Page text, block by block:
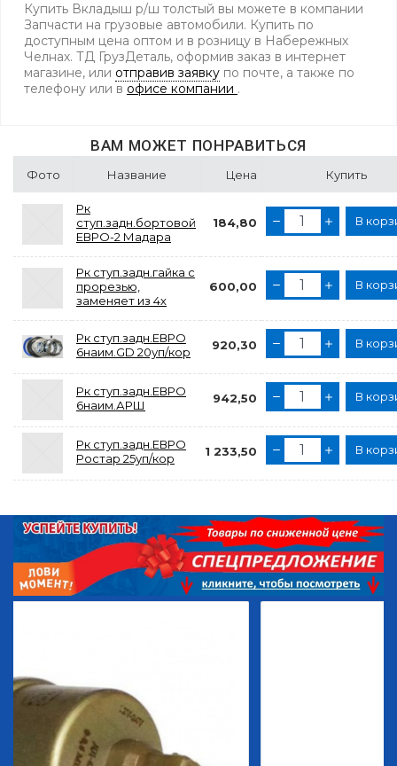
Купить Вкладыш р/ш толстый вы можете в компании
Запчасти на грузовые автомобили. Купить по
доступным цена оптом и в розницу в Набережных
Челнах. ТД ГрузДеталь, оформив заказ в интернет
магазине, или отправив заявку по почте, а также по
телефону или в офисе компании .
ВАМ МОЖЕТ ПОНРАВИТЬСЯ
Фото Название Цена Купить
Рк
ступ.задн.бортовой
ЕВРО-2 Мадара
184,80 В
Рк ступ.задн.гайка с
прорезью,
заменяет из 4х
600,00 В
Рк ступ.задн.ЕВРО
6наим.GD 20уп/кор
920,30 В
Рк ступ.задн.ЕВРО
6наим.АРШ
942,50 В
Рк ступ.задн.ЕВРО
Ростар 25уп/кор
1 233,50 В